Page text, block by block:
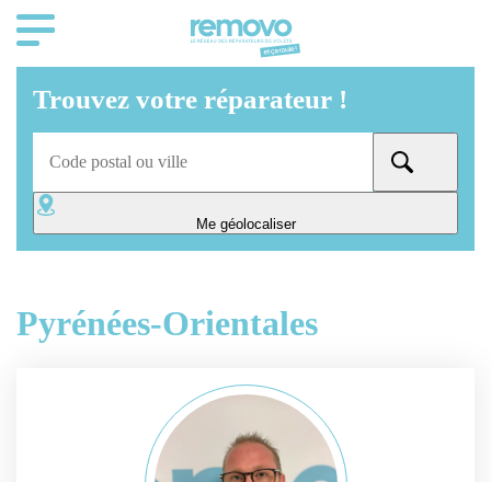
Trouvez votre réparateur !
Me géolocaliser
Pyrénées-Orientales